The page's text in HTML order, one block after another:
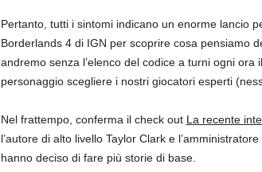
Pertanto, tutti i sintomi indicano un enorme lancio
Borderlands 4 di IGN per scoprire cosa pensiamo
andremo senza l’elenco del codice a turni ogni
personaggio scegliere i nostri giocatori esperti
Nel frattempo, conferma il check out La recente
l’autore di alto livello Taylor Clark e
hanno deciso di fare più storie di base.